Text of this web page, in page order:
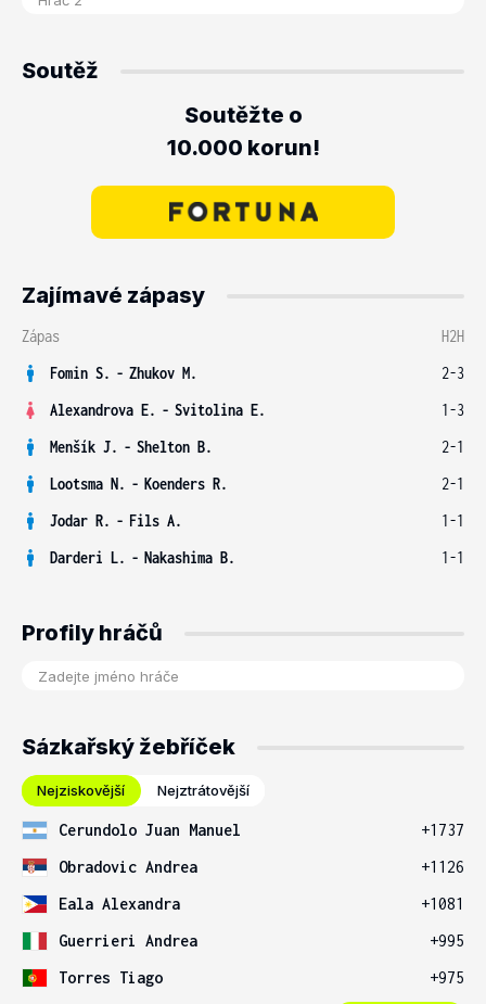
Soutěž
Soutěžte o
10.000 korun!
Zajímavé zápasy
Zápas
H2H
Fomin S. - Zhukov M.
2-3
Alexandrova E. - Svitolina E.
1-3
Menšík J. - Shelton B.
2-1
Lootsma N. - Koenders R.
2-1
Jodar R. - Fils A.
1-1
Darderi L. - Nakashima B. 1-1
Profily hráčů
Sázkařský žebříček
Nejziskovější Nejztrátovější
Cerundolo Juan Manuel
+1737
Obradovic Andrea
+1126
Eala Alexandra
+1081
Guerrieri Andrea
+995
Torres Tiago
+975